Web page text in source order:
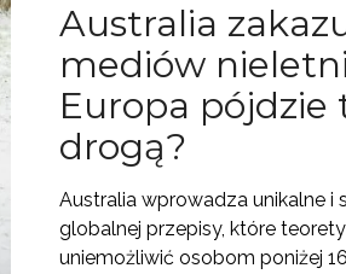
Australia
mediów
Europa pójdzie
drogą?
Australia wprowadza unikalne i
globalnej przepisy, które
uniemożliwić osobom poniżej